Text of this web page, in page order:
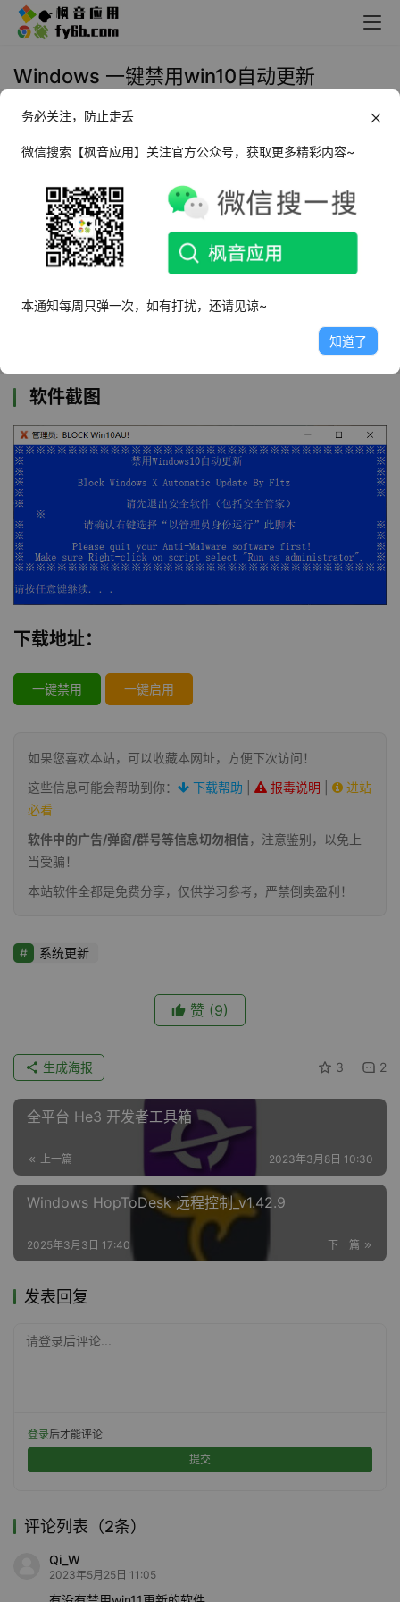
Windows 一键禁用win10自动更新
2024年5月1日 08:37
可以一键关闭win10自动更新，总所周知Win10自
动更新有时比较烦，并且会自动更新驱动，很多
小伙伴哪怕在系统设置里，也只能推后一阵子不
更新，这款工具就解决了这个问题，可以直接一
键禁用，省去烦恼，同时也附带一键恢复更新工
软件截图
下载地址：
一键禁用 一键启用
如果您喜欢本站，可以收藏本网址，方便下次访问！
这些信息可能会帮助到你：
下载帮助 报毒说明
进站
必看
软件中的广告/弹窗/群号等信息切勿相信，注意鉴别，以免上
当受骗！
本站软件全都是免费分享，仅供学习参考，严禁倒卖盈利！
系统更新
赞 (9)
3 2
生成海报
全平台 He3 开发者工具箱
上一篇 2023年3月8日 10:30
Windows HopToDesk 远程控制_v1.42.9
下一篇
2025年3月3日 17:40
发表回复
请登录后评论...
登录后才能评论
提交
评论列表（2条）
Qi_W
2023年5月25日 11:05
务必关注，防止走丢
微信搜索【枫音应用】关注官方公众号，获取更多精彩内容~
本通知每周只弹一次，如有打扰，还请见谅~
知道了